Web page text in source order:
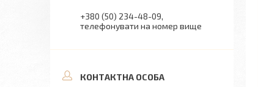
+380 (50) 234-48-09
телефонувати на номер вище